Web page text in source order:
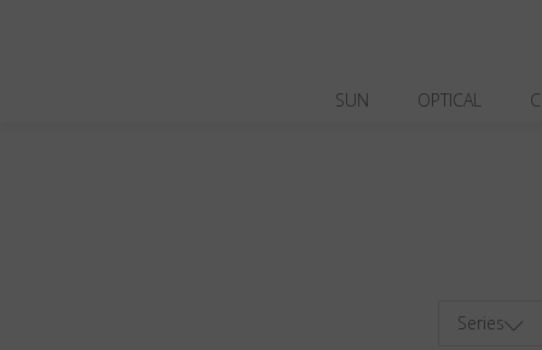
SUN OPTICAL
Series